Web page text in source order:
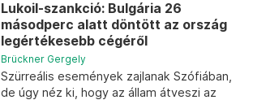
Lukoil-szankció: Bulgária 26
másodperc alatt döntött az ország
legértékesebb cégéről
Brückner Gergely
Szürreális események zajlanak Szófiában,
de úgy néz ki, hogy az állam átveszi az